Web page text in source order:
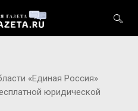
«Единая Россия»
юридической